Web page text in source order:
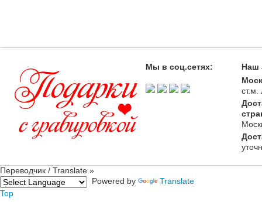
Мы в соц.сетях:
Наш
ст.м.
Переводчик / Translate »
Powered by
Translate
Top